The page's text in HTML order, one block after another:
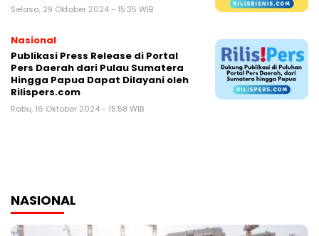
Selasa, 29 Oktober 2024 - 15:35 WIB
Nasional
Publikasi Press Release di Portal
Pers Daerah dari Pulau Sumatera
Hingga Papua Dapat Dilayani oleh
Rilispers.com
Rabu, 16 Oktober 2024 - 15:58 WIB
NASIONAL